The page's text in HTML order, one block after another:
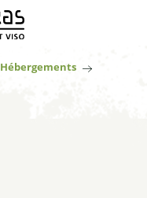
Hébergements